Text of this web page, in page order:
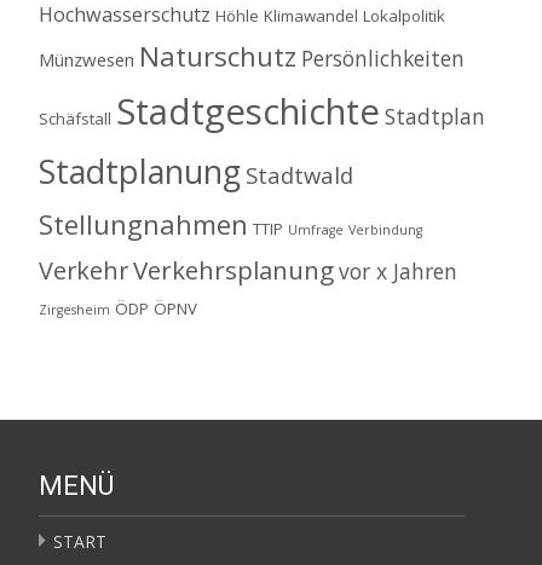
Hochwasserschutz Höhle Klimawandel Lokalpolitik
Münzwesen Naturschutz Persönlichkeiten
Schäfstall Stadtgeschichte Stadtplan
Stadtplanung Stadtwald
Stellungnahmen TTIP Umfrage Verbindung
VerkehrVerkehrsplanungvor x Jahren
Zirgesheim ÖDP ÖPNV
MENÜ
START